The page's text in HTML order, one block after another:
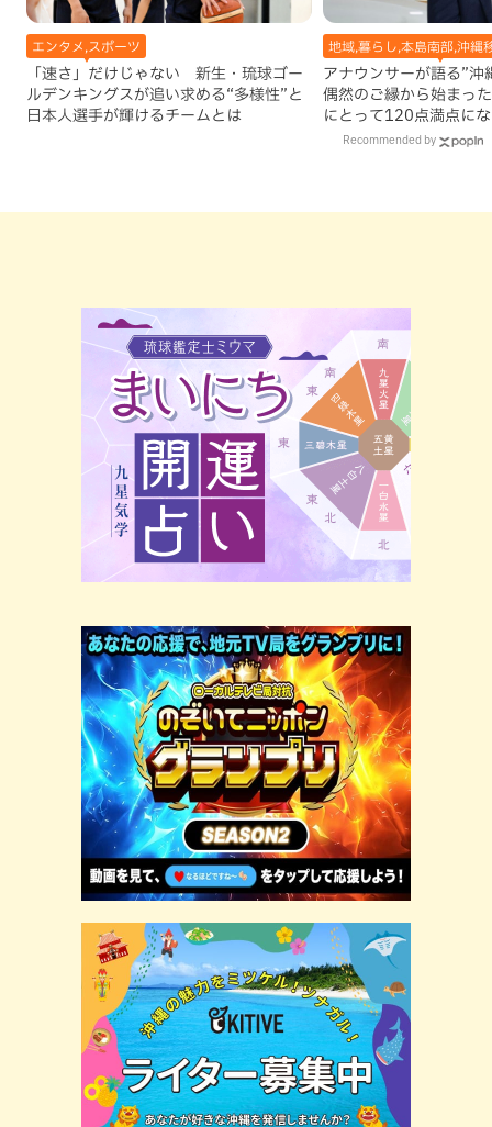
エンタメ,スポーツ
「速さ」だけじゃない 新生・琉球ゴー
ルデンキングスが追い求める“多様性”と
日本人選手が輝けるチームとは
地域,暮らし,本島南部,沖縄
アナウンサーが語る”沖
偶然のご縁から始まっ
にとって120点満点に
Recommended by